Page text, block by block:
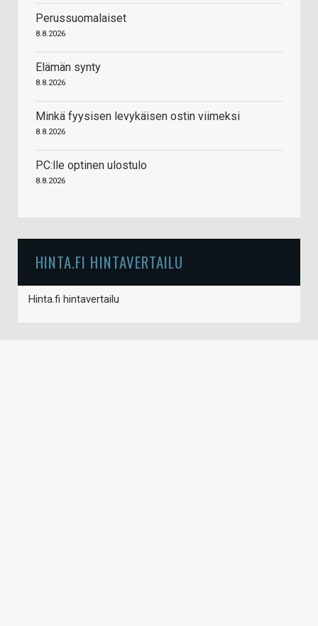
Perussuomalaiset
8.8.2026
Elämän synty
8.8.2026
Minkä fyysisen levykäisen ostin viimeksi
8.8.2026
PC:lle optinen ulostulo
8.8.2026
HINTA.FI HINTAVERTAILU
Hinta.fi hintavertailu